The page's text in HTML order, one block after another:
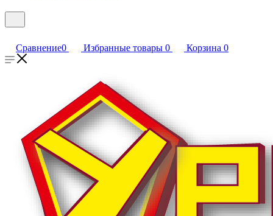
Сравнение0 Избранные товары 0 Корзина 0